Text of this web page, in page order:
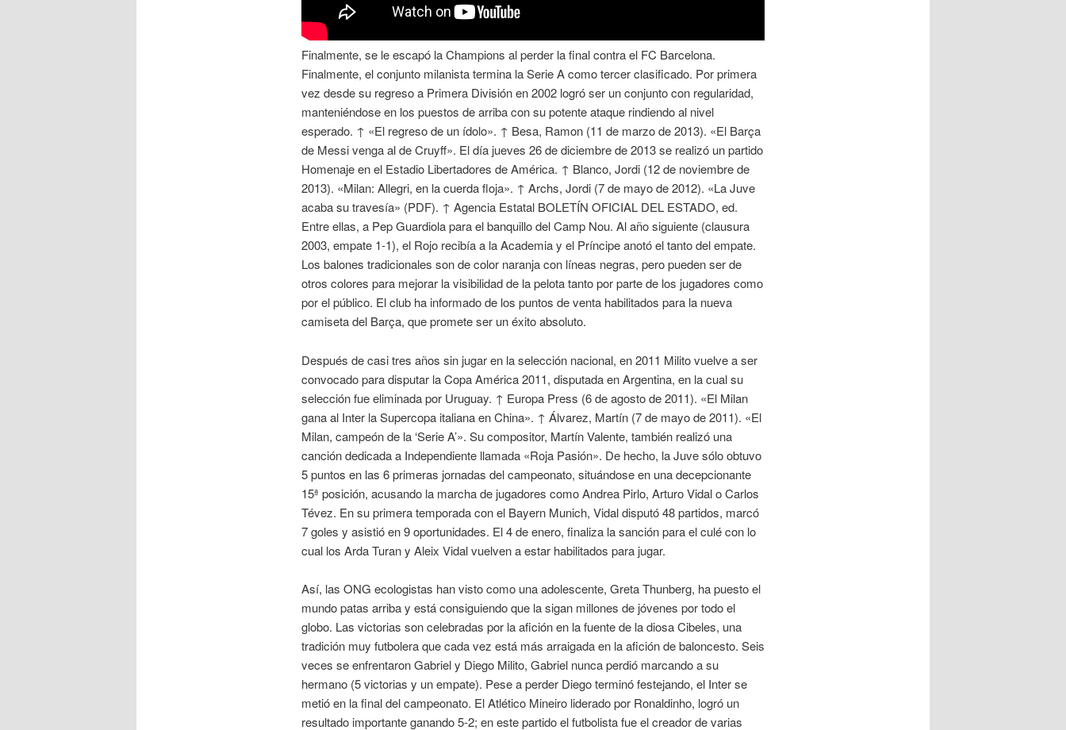
Finalmente, se le escapó la Champions al perder la final contra el FC Barcelona.
Finalmente, el conjunto milanista termina la Serie A como tercer clasificado. Por primera
vez desde su regreso a Primera División en 2002 logró ser un conjunto con regularidad,
manteniéndose en los puestos de arriba con su potente ataque rindiendo al nivel
esperado. ↑ «El regreso de un ídolo». ↑ Besa, Ramon (11 de marzo de 2013). «El Barça
de Messi venga al de Cruyff». El día jueves 26 de diciembre de 2013 se realizó un partido
Homenaje en el Estadio Libertadores de América. ↑ Blanco, Jordi (12 de noviembre de
2013). «Milan: Allegri, en la cuerda floja». ↑ Archs, Jordi (7 de mayo de 2012). «La Juve
acaba su travesía» (PDF). ↑ Agencia Estatal BOLETÍN OFICIAL DEL ESTADO, ed.
Entre ellas, a Pep Guardiola para el banquillo del Camp Nou. Al año siguiente (clausura
2003, empate 1-1), el Rojo recibía a la Academia y el Príncipe anotó el tanto del empate.
Los balones tradicionales son de color naranja con líneas negras, pero pueden ser de
otros colores para mejorar la visibilidad de la pelota tanto por parte de los jugadores como
por el público. El club ha informado de los puntos de venta habilitados para la nueva
camiseta del Barça, que promete ser un éxito absoluto.
Después de casi tres años sin jugar en la selección nacional, en 2011 Milito vuelve a ser
convocado para disputar la Copa América 2011, disputada en Argentina, en la cual su
selección fue eliminada por Uruguay. ↑ Europa Press (6 de agosto de 2011). «El Milan
gana al Inter la Supercopa italiana en China». ↑ Álvarez, Martín (7 de mayo de 2011). «El
Milan, campeón de la ‘Serie A’». Su compositor, Martín Valente, también realizó una
canción dedicada a Independiente llamada «Roja Pasión». De hecho, la Juve sólo obtuvo
5 puntos en las 6 primeras jornadas del campeonato, situándose en una decepcionante
15ª posición, acusando la marcha de jugadores como Andrea Pirlo, Arturo Vidal o Carlos
Tévez. En su primera temporada con el Bayern Munich, Vidal disputó 48 partidos, marcó
7 goles y asistió en 9 oportunidades. El 4 de enero, finaliza la sanción para el culé con lo
cual los Arda Turan y Aleix Vidal vuelven a estar habilitados para jugar.
Así, las ONG ecologistas han visto como una adolescente, Greta Thunberg, ha puesto el
mundo patas arriba y está consiguiendo que la sigan millones de jóvenes por todo el
globo. Las victorias son celebradas por la afición en la fuente de la diosa Cibeles, una
tradición muy futbolera que cada vez está más arraigada en la afición de baloncesto. Seis
veces se enfrentaron Gabriel y Diego Milito, Gabriel nunca perdió marcando a su
hermano (5 victorias y un empate). Pese a perder Diego terminó festejando, el Inter se
metió en la final del campeonato. El Atlético Mineiro liderado por Ronaldinho, logró un
resultado importante ganando 5-2; en este partido el futbolista fue el creador de varias